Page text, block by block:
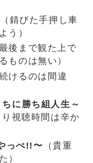
（錆びた手押し車
う）
最後まで観た上で
ものは無い）
けるのは間違
に勝ち組人生～
視聴時間は辛か
っぺ!!〜 （貴重
）